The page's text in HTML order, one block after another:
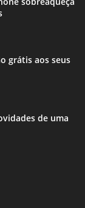
grátis aos seus
de uma